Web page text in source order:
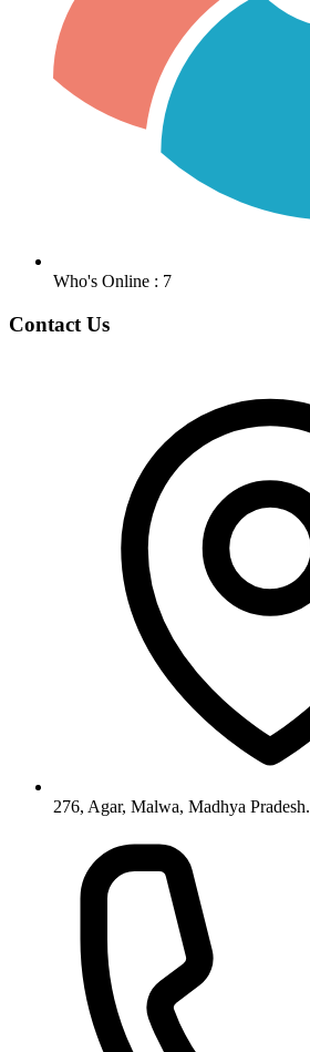
Who's Online : 7
Contact Us
276, Agar, Malwa, Madhya Pradesh.